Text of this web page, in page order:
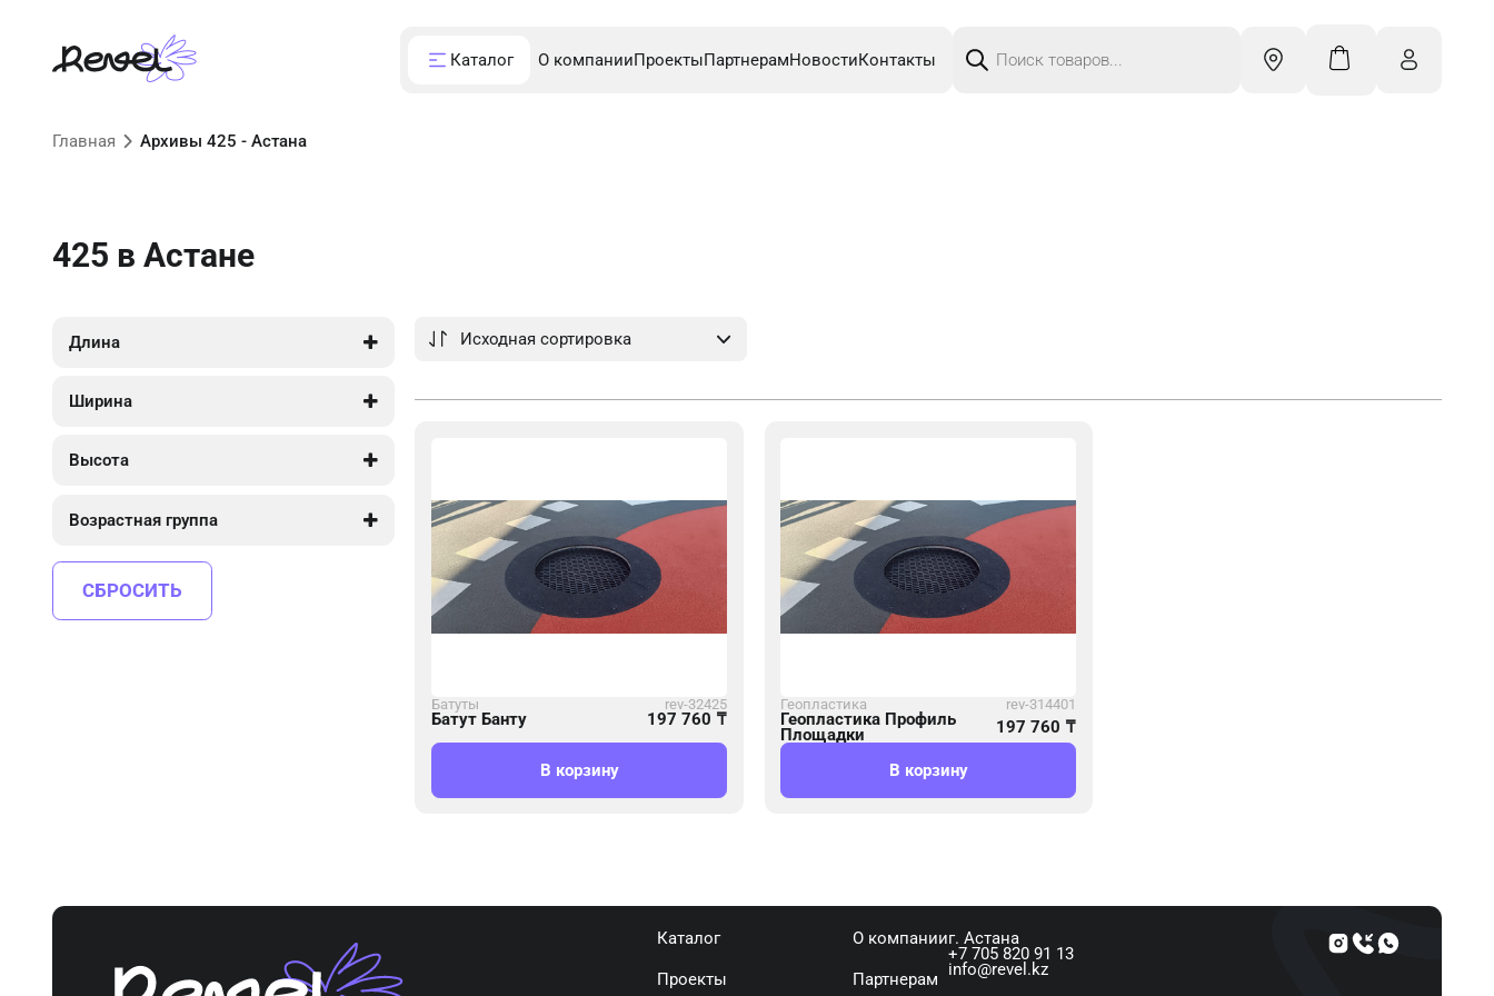
Каталог О компанииПроектыПартнерамНовостиКонтакты
товаров
Главная Архивы 425 - Астана
425 в Астане
Длина
Ширина
Высота
Возрастная группа
СБРОСИТЬ
Батуты rev-32425
Батут Банту 197 760 ₸
В корзину
Геопластика rev-314401
Геопластика Профиль
Площадки 197 760 ₸
В корзину
Каталог О компании
Проекты Партнерам
г. Астана
+7 705 820 91 13
info@revel.kz